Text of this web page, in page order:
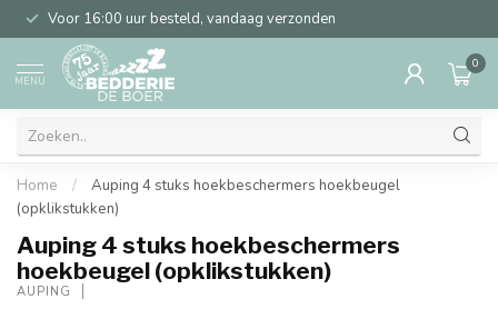
Voor 16:00 uur besteld, vandaag verzonden
MENU
0
Home /
Auping 4 stuks hoekbeschermers hoekbeugel
(opklikstukken)
Auping 4 stuks hoekbeschermers
hoekbeugel (opklikstukken)
AUPING